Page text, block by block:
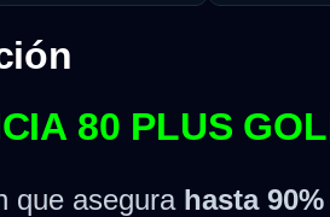
80 PLUS
que asegura hasta